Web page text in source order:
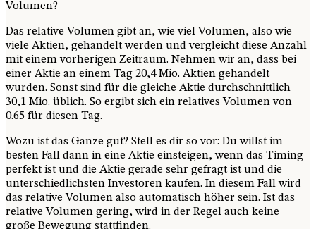
Volumen?
Das relative Volumen gibt an, wie viel Volumen, also wie
viele Aktien, gehandelt werden und vergleicht diese Anzahl
mit einem vorherigen Zeitraum. Nehmen wir an, dass bei
einer Aktie an einem Tag 20,4 Mio. Aktien gehandelt
wurden. Sonst sind für die gleiche Aktie durchschnittlich
30,1 Mio. üblich. So ergibt sich ein relatives Volumen von
0.65 für diesen Tag.
Wozu ist das Ganze gut? Stell es dir so vor: Du willst im
besten Fall dann in eine Aktie einsteigen, wenn das Timing
perfekt ist und die Aktie gerade sehr gefragt ist und die
unterschiedlichsten Investoren kaufen. In diesem Fall wird
das relative Volumen also automatisch höher sein. Ist das
relative Volumen gering, wird in der Regel auch keine
große Bewegung stattfinden.